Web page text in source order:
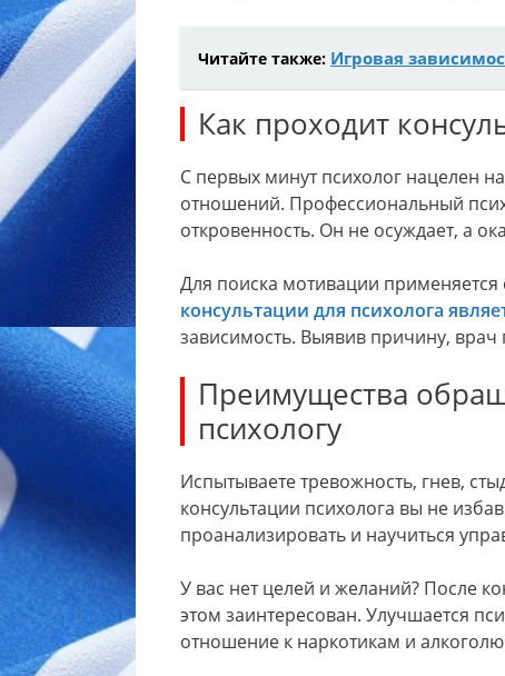
Читайте также: Игровая
Как проходит
С первых минут психолог нацелен
отношений. Профессиональный
откровенность. Он не осуждает, а
Для поиска мотивации
консультации для психолога
зависимость. Выявив причину,
Преимущества
психологу
Испытываете тревожность, гнев,
консультации психолога вы не
проанализировать и научиться
У вас нет целей и желаний? После
этом заинтересован. Улучшается
отношение к наркотикам и